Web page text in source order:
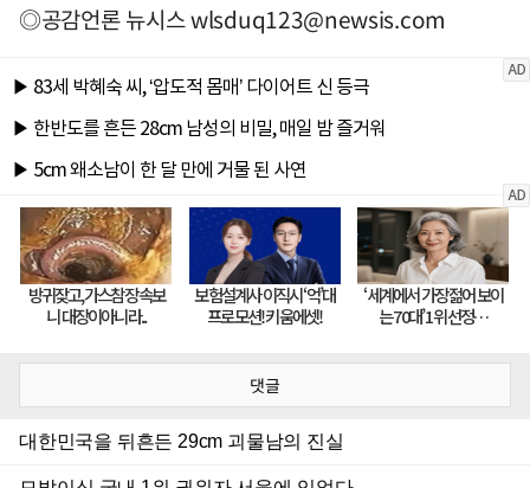
◎공감언론 뉴시스wlsduq123@newsis.com
댓글